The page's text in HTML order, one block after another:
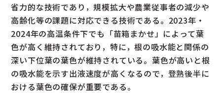
省力的な技術であり，規模拡大や農業従事者の減少や
高齢化等の課題に対応できる技術である。2023年・
2024年の高温条件下でも「苗箱まかせ」によって葉
色が高く維持されており，特に，根の吸水能と関係の
深い下位葉の葉色が維持されている。葉色が高いと根
の吸水能を示す出液速度が高くなるので，登熟後半に
おける葉色の確保が重要である。